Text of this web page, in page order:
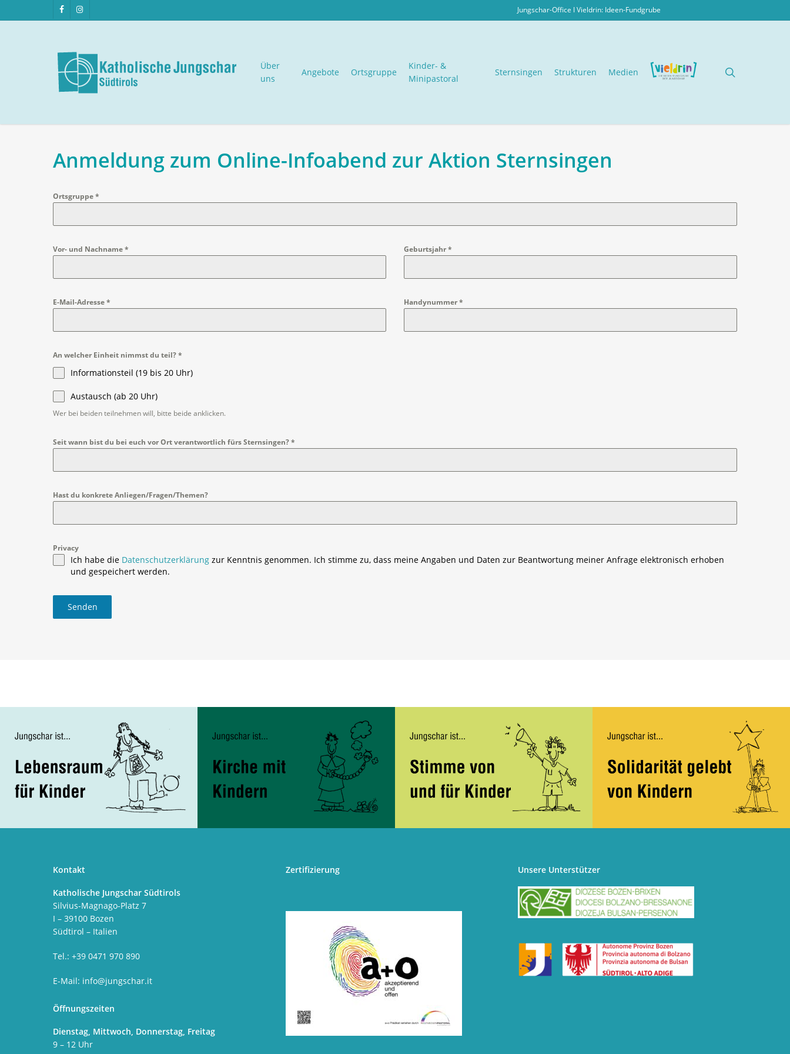
to
facebookinstagram Jungschar-Office IVieldrin: Ideen-Fundgrube
Über
uns
Angebote Ortsgruppe
Kinder- &
Minipastoral
Sternsingen Strukturen Medien
Anmeldung zum Online-Infoabend zur Aktion Sternsingen
Ortsgruppe*
Vor- und Nachname* Geburtsjahr*
E-Mail-Adresse* Handynummer*
An welcher Einheit nimmst du teil?*
Informationsteil (19 bis 20 Uhr)
Austausch (ab 20 Uhr)
Wer bei beiden teilnehmen will, bitte beide anklicken.
Seit wann bist du bei euch vor Ort verantwortlich fürs Sternsingen?*
Hast du konkrete Anliegen/Fragen/Themen?
Privacy
Ich habe die Datenschutzerklärung zur Kenntnis genommen. Ich stimme zu, dass meine Angaben und Daten zur Beantwortung meiner Anfrage elektronisch erhoben
und gespeichert werden.
Senden
Kontakt
Katholische Jungschar Südtirols
Silvius-Magnago-Platz 7
I – 39100 Bozen
Südtirol – Italien
Tel.: +39 0471 970 890
E-Mail: info@jungschar.it
Öffnungszeiten
Dienstag, Mittwoch, Donnerstag, Freitag
9 – 12 Uhr
Zertifizierung Unsere Unterstützer